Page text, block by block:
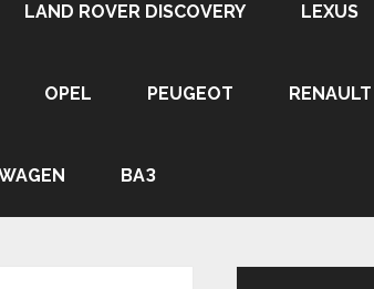
LAND ROVER DISCOVERY LEXUS
OPEL PEUGEOT RENAULT
ВАЗ